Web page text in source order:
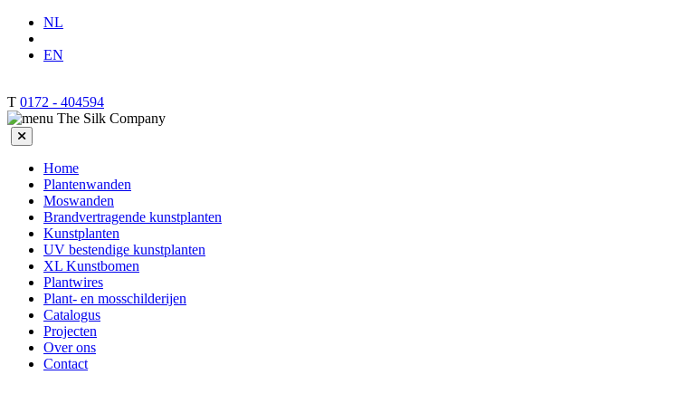
NL
EN
T 0172 - 404594
Home
Plantenwanden
Moswanden
Brandvertragende kunstplanten
Kunstplanten
UV bestendige kunstplanten
XL Kunstbomen
Plantwires
Plant- en mosschilderijen
Catalogus
Projecten
Over ons
Contact